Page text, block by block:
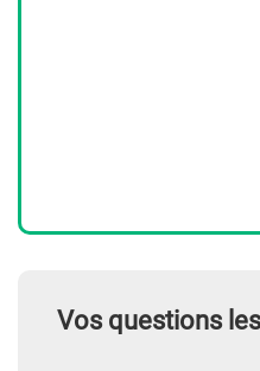
Vos questions